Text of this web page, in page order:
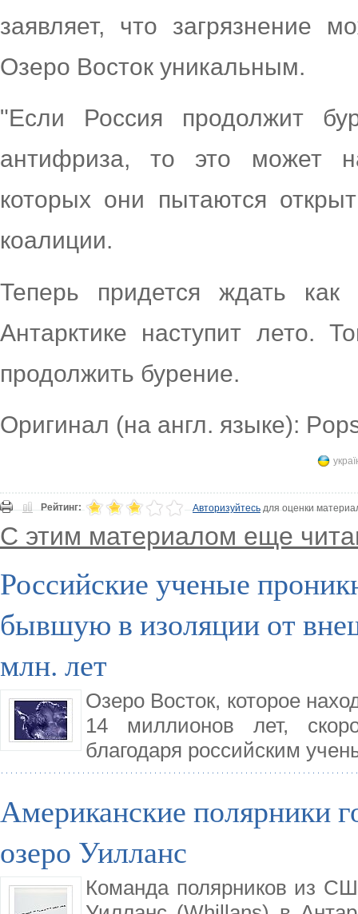
заявляет, что загрязнение
Озеро Восток уникальным.
"Если Россия продолжит
антифриза, то это может
которых они пытаются
коалиции.
Теперь придется ждать
Антарктике наступит лето.
продолжить бурение.
Оригинал (на англ. языке):
Рейтинг: Авторизуйтесьдля оценки
С этим материалом еще
Российские ученые
бывшую в изоляции от
млн. лет
Озеро Восток, которое
14 миллионов лет,
благодаря российским
Американские полярники
озеро Уилланс
Команда полярников из